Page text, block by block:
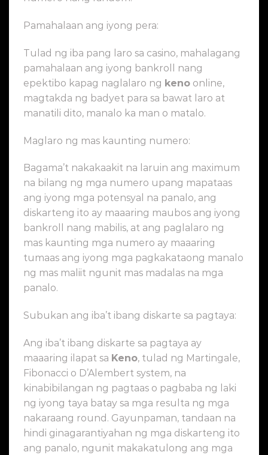
Pamahalaan ang iyong pera:
Tulad ng iba pang laro sa casino, mahalagang
pamahalaan ang iyong bankroll nang
epektibo kapag naglalaro ng keno online,
magtakda ng badyet para sa bawat laro at
manatili dito, manalo ka man o matalo.
Maglaro ng mas kaunting numero:
Bagama’t nakakaakit na laruin ang maximum
na bilang ng mga numero upang mapataas
ang iyong mga potensyal na panalo, ang
diskarteng ito ay maaaring maubos ang iyong
bankroll nang mabilis, at ang paglalaro ng
mas kaunting mga numero ay maaaring
tumaas ang iyong mga pagkakataong manalo
ng mas maliit ngunit mas madalas na mga
panalo.
Subukan ang iba’t ibang diskarte sa pagtaya:
Ang iba’t ibang diskarte sa pagtaya ay
maaaring ilapat sa Keno, tulad ng Martingale,
Fibonacci o D’Alembert system, na
kinabibilangan ng pagtaas o pagbaba ng laki
ng iyong taya batay sa mga resulta ng mga
nakaraang round. Gayunpaman, tandaan na
hindi ginagarantiyahan ng mga diskarteng ito
ang panalo, ngunit makakatulong ang mga